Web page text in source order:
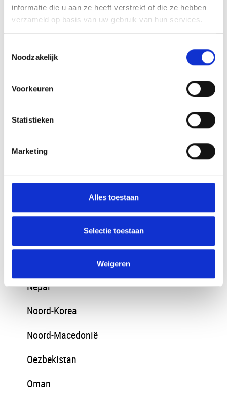
informatie die u aan ze heeft verstrekt of die ze hebben
verzameld op basis van uw gebruik van hun services.
Noodzakelijk
Voorkeuren
Statistieken
Marketing
Alles toestaan
Selectie toestaan
Weigeren
Kirgizië
La Réunion
Letland
Moldavië
Nepal
Noord-Korea
Noord-Macedonië
Oezbekistan
Oman